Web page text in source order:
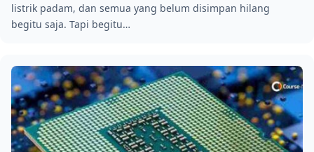
listrik padam, dan semua yang belum disimpan hilang
begitu saja. Tapi begitu…